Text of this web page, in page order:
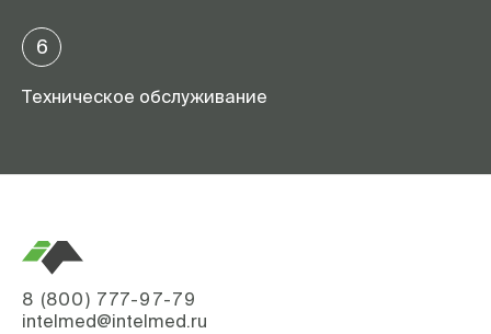
6
Техническое обслуживание
8 (800) 777-97-79
intelmed@intelmed.ru